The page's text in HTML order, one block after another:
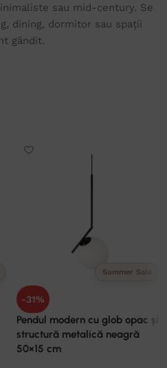
sau mid-century. Se
dining, dormitor sau spații
gândit.
Summer Sale
-31%
Pendul modern cu glob opac și
structură metalică neagră
50×15 cm